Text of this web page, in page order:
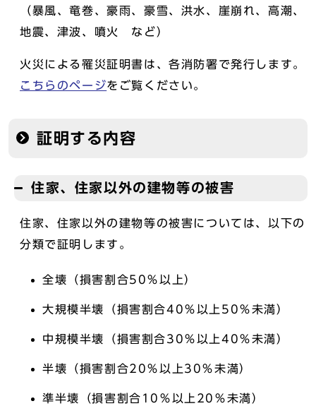
（暴風、竜巻、豪雨、豪雪、洪水、崖崩れ、高潮、
地震、津波、噴火 など）
火災による罹災証明書は、各消防署で発行します。
こちらのページをご覧ください。
証明する内容
住家、住家以外の建物等の被害
住家、住家以外の建物等の被害については、以下の
分類で証明します。
全壊（損害割合50％以上）
大規模半壊（損害割合40％以上50％未満）
中規模半壊（損害割合30％以上40％未満）
半壊（損害割合20％以上30％未満）
準半壊（損害割合10％以上20％未満）